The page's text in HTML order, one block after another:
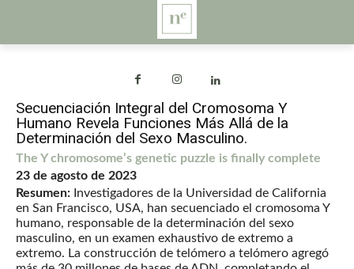
Secuenciación Integral del Cromosoma Y
Humano Revela Funciones Más Allá de la
Determinación del Sexo Masculino.
The Y chromosome’s genetic puzzle is finally complete
23 de agosto de 2023
Resumen: Investigadores de la Universidad de California
en San Francisco, USA, han secuenciado el cromosoma Y
humano, responsable de la determinación del sexo
masculino, en un examen exhaustivo de extremo a
extremo. La construcción de telómero a telómero agregó